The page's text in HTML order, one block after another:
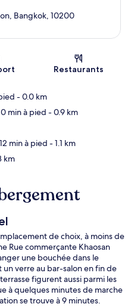
Bangkok, 10200
Restaurants
- 0.0 km
min à pied - 0.9 km
min à pied - 1.1 km
km
de choix, à moins de
Rue commerçante Khaosan
une bouchée dans le
verre au bar-salon en fin de
figurent aussi parmi les
à quelques minutes de marche
se trouve à 9 minutes.